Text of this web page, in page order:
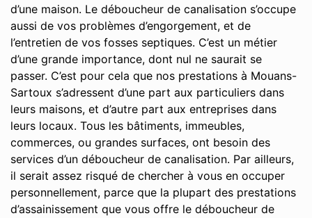
d’une maison. Le déboucheur de canalisation s’occupe
aussi de vos problèmes d’engorgement, et de
l’entretien de vos fosses septiques. C’est un métier
d’une grande importance, dont nul ne saurait se
passer. C’est pour cela que nos prestations à Mouans-
Sartoux s’adressent d’une part aux particuliers dans
leurs maisons, et d’autre part aux entreprises dans
leurs locaux. Tous les bâtiments, immeubles,
commerces, ou grandes surfaces, ont besoin des
services d’un déboucheur de canalisation. Par ailleurs,
il serait assez risqué de chercher à vous en occuper
personnellement, parce que la plupart des prestations
d’assainissement que vous offre le déboucheur de